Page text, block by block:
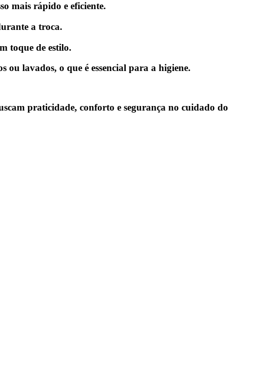
mais rápido e eficiente.
a troca.
toque de estilo.
ou lavados, o que é essencial para a higiene.
praticidade, conforto e segurança no cuidado do